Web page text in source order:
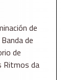
de
de
de
Ritmos da